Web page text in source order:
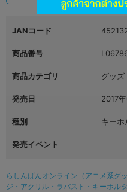
JANコード
商品番号
商品カテゴリ グッズ
発売日 2017
種別 キーホ
発売イベント
らしんばんオンライン（アニメ系グ
ジ・アクリル・ラバスト・キーホル